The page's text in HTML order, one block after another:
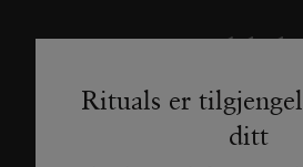
Rituals er
ditt
Hold
Registrer deg for å